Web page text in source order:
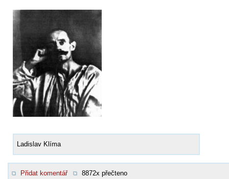
Ladislav Klíma
Přidat komentář 8872x přečteno